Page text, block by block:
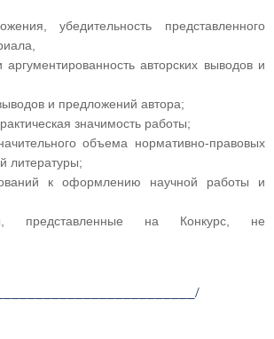
убедительность представленного
авторских выводов и
и предложений автора;
значимость работы;
объема нормативно-правовых
литературы;
к оформлению научной работы и
представленные на Конкурс, не